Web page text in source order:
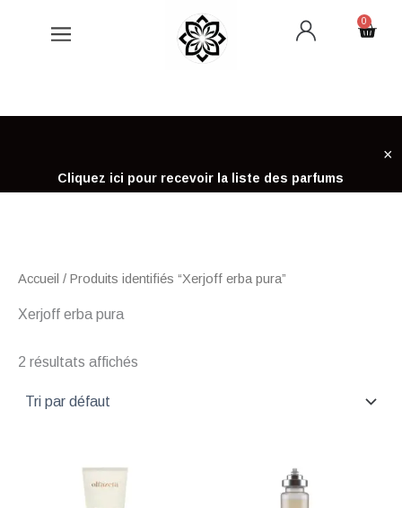
0
Cart
Cliquez ici pour recevoir la liste des parfums
×
Accueil / Produits identifiés “Xerjoff erba pura”
Xerjoff erba pura
2 résultats affichés